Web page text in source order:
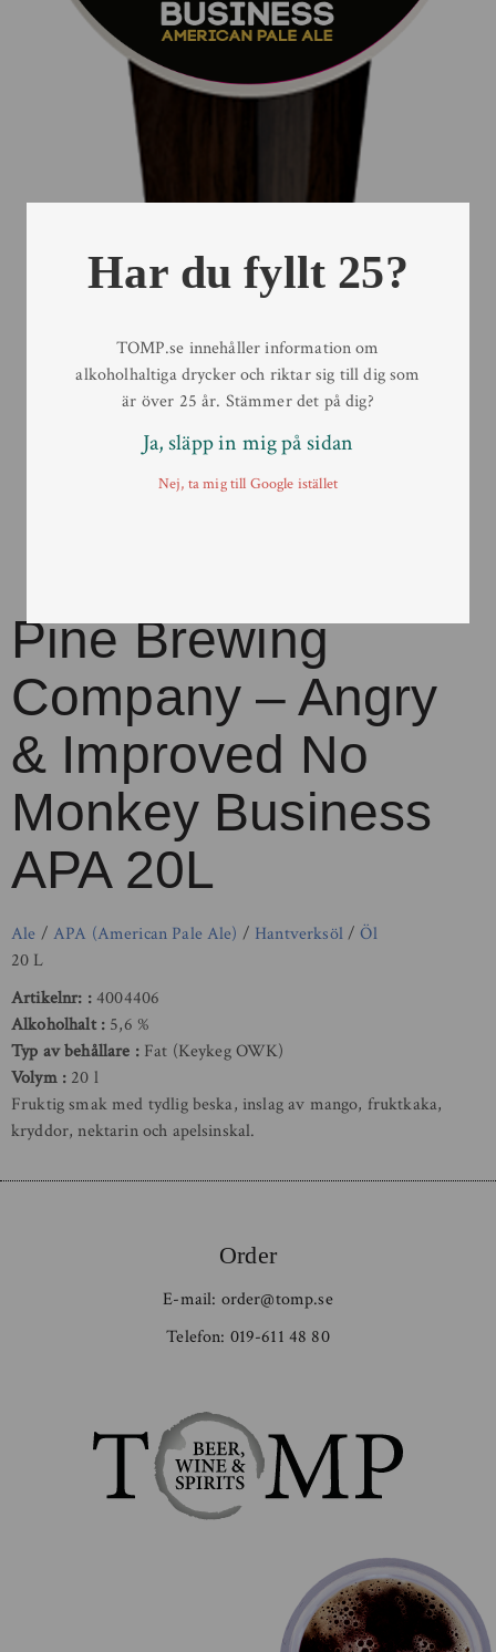
Pine Brewing
Company – Angry
& Improved No
Monkey Business
APA 20L
Ale / APA (American Pale Ale) / Hantverksöl/Öl
20 L
Artikelnr:
4004406
Alkoholhalt
5,6 %
Typ av behållare
Fat (Keykeg OWK)
Volym
20 l
Fruktig smak med tydlig beska, inslag av mango, fruktkaka,
kryddor, nektarin och apelsinskal.
Order
E-mail: order@tomp.se
Telefon: 019-611 48 80
Har du fyllt 25?
TOMP.se innehåller information om
alkoholhaltiga drycker och riktar sig till dig som
är över 25 år. Stämmer det på dig?
Ja, släpp in mig på sidan
Nej, ta mig till Google istället